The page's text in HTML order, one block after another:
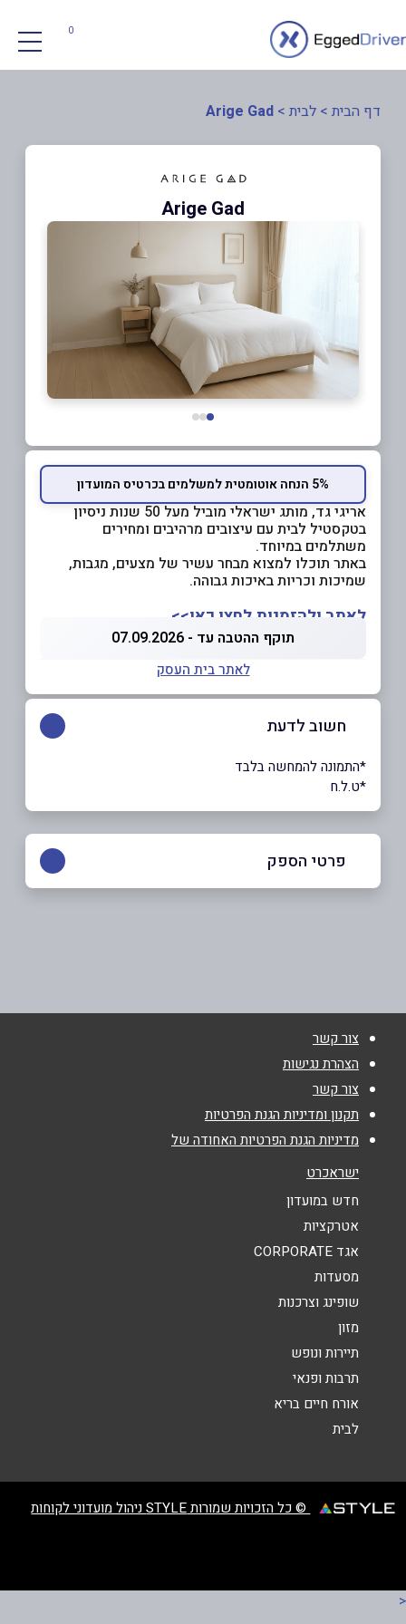
0
דף הבית > לבית >
Arige Gad
Arige Gad
5% הנחה אוטומטית למשלמים בכרטיס המועדון
אריגי גד, מותג ישראלי מוביל מעל 50 שנות ניסיון
בטקסטיל לבית עם עיצובים מרהיבים ומחירים
משתלמים במיוחד.
באתר תוכלו למצוא מבחר עשיר של מצעים, מגבות,
שמיכות וכריות באיכות גבוהה.
לאתר ולהזמנות לחצו כאן>>
תוקף ההטבה עד - 07.09.2026
לאתר בית העסק
חשוב לדעת
*התמונה להמחשה בלבד
*ט.ל.ח
פרטי הספק
שם מלא
טלפון
נושא*
אנא חזרו אלי בקשר ל...
הודעה*
צור קשר
הצהרת נגישות
צור קשר
תקנון ומדיניות הגנת הפרטיות
מדיניות הגנת הפרטיות האחודה של
ישראכרט
חדש במועדון
אטרקציות
אגד CORPORATE
מסעדות
שופינג וצרכנות
מזון
תיירות ונופש
תרבות ופנאי
אורח חיים בריא
לבית
© כל הזכויות שמורות STYLE ניהול מועדוני לקוחות
<